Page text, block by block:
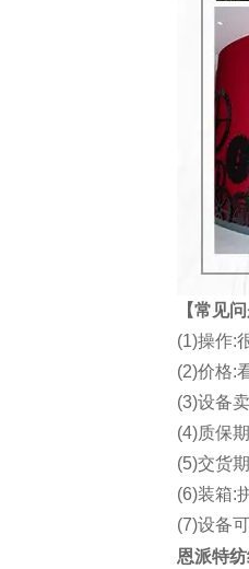
【常见
(1)操作:
(2)价格:
(3)设备
(4)质保
(5)交货
(6)装箱:
(7)设备
恩派特